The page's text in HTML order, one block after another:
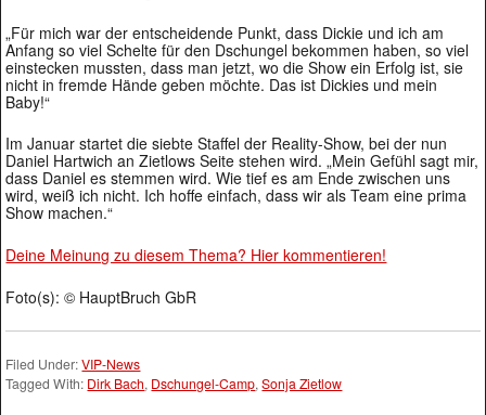
„Für mich war der entscheidende Punkt, dass Dickie und ich am
Anfang so viel Schelte für den Dschungel bekommen haben, so viel
einstecken mussten, dass man jetzt, wo die Show ein Erfolg ist, sie
nicht in fremde Hände geben möchte. Das ist Dickies und mein
Baby!“
Im Januar startet die siebte Staffel der Reality-Show, bei der nun
Daniel Hartwich an Zietlows Seite stehen wird. „Mein Gefühl sagt mir,
dass Daniel es stemmen wird. Wie tief es am Ende zwischen uns
wird, weiß ich nicht. Ich hoffe einfach, dass wir als Team eine prima
Show machen.“
Deine Meinung zu diesem Thema? Hier kommentieren!
Foto(s): © HauptBruch GbR
Filed Under:VIP-News
Tagged With: Dirk Bach, Dschungel-Camp,Sonja Zietlow